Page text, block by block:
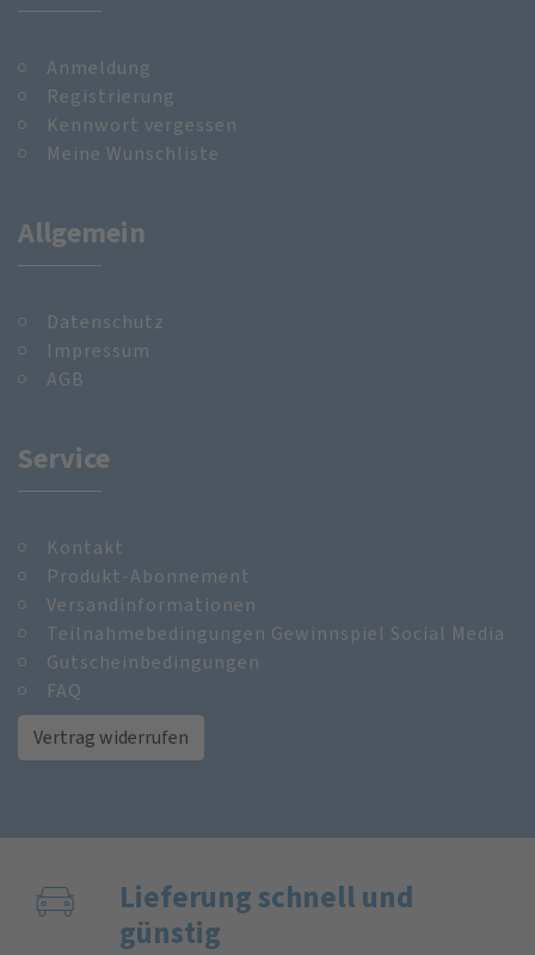
Anmeldung
Registrierung
Kennwort vergessen
Meine Wunschliste
Allgemein
Datenschutz
Impressum
AGB
Service
Kontakt
Produkt-Abonnement
Versandinformationen
Teilnahmebedingungen Gewinnspiel Social Media
Gutscheinbedingungen
FAQ
Vertrag widerrufen
Lieferung schnell und
günstig